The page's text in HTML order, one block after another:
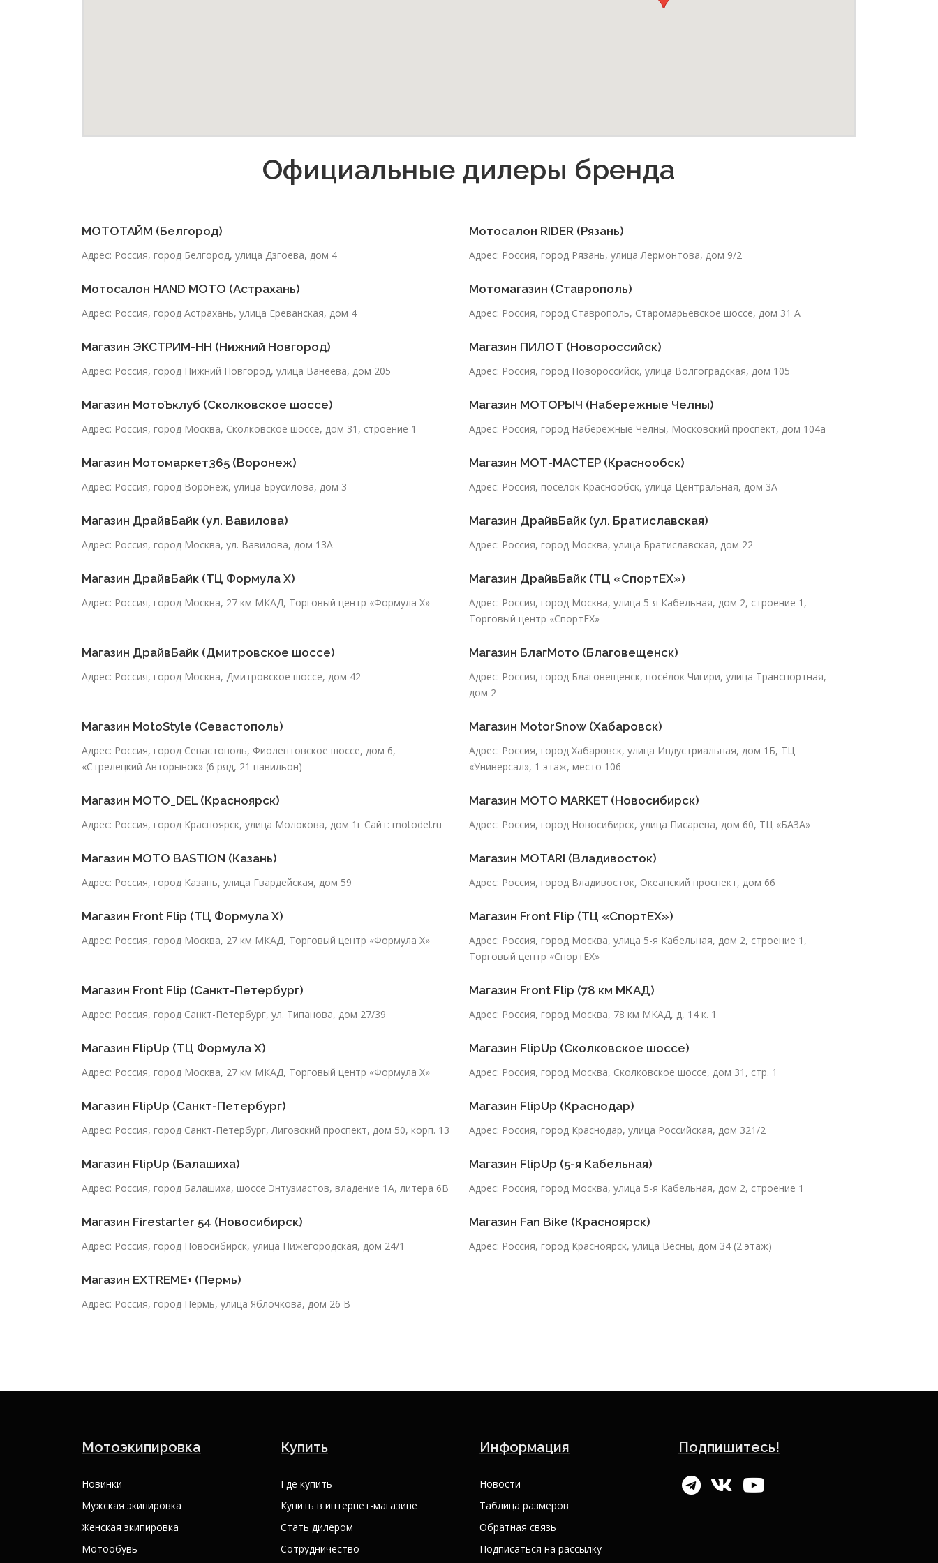
Официальные дилеры бренда
МОТОТАЙМ (Белгород)
Адрес: Россия, город Белгород, улица Дзгоева, дом 4
Мотосалон RIDER (Рязань)
Адрес: Россия, город Рязань, улица Лермонтова, дом 9/2
Мотосалон HAND MOTO (Астрахань)
Адрес: Россия, город Астрахань, улица Ереванская, дом 4
Мотомагазин (Ставрополь)
Адрес: Россия, город Ставрополь, Старомарьевское шоссе, дом 31 А
Магазин ЭКСТРИМ-НН (Нижний Новгород)
Адрес: Россия, город Нижний Новгород, улица Ванеева, дом 205
Магазин ПИЛОТ (Новороссийск)
Адрес: Россия, город Новороссийск, улица Волгоградская, дом 105
Магазин МотоЪклуб (Сколковское шоссе)
Адрес: Россия, город Москва, Сколковское шоссе, дом 31, строение 1
Магазин МОТОРЫЧ (Набережные Челны)
Адрес: Россия, город Набережные Челны, Московский проспект, дом 104а
Магазин Мотомаркет365 (Воронеж)
Адрес: Россия, город Воронеж, улица Брусилова, дом 3
Магазин МОТ-МАСТЕР (Краснообск)
Адрес: Россия, посёлок Краснообск, улица Центральная, дом 3А
Магазин ДрайвБайк (ул. Вавилова)
Адрес: Россия, город Москва, ул. Вавилова, дом 13А
Магазин ДрайвБайк (ул. Братиславская)
Адрес: Россия, город Москва, улица Братиславская, дом 22
Магазин ДрайвБайк (ТЦ Формула Х)
Адрес: Россия, город Москва, 27 км МКАД, Торговый центр «Формула Х»
Магазин ДрайвБайк (ТЦ «СпортЕХ»)
Адрес: Россия, город Москва, улица 5-я Кабельная, дом 2, строение 1,
Торговый центр «СпортЕХ»
Магазин ДрайвБайк (Дмитровское шоссе)
Адрес: Россия, город Москва, Дмитровское шоссе, дом 42
Магазин БлагМото (Благовещенск)
Адрес: Россия, город Благовещенск, посёлок Чигири, улица Транспортная,
дом 2
Магазин MotoStyle (Севастополь)
Адрес: Россия, город Севастополь, Фиолентовское шоссе, дом 6,
«Стрелецкий Авторынок» (6 ряд, 21 павильон)
Магазин MotorSnow (Хабаровск)
Адрес: Россия, город Хабаровск, улица Индустриальная, дом 1Б, ТЦ
«Универсал», 1 этаж, место 106
Магазин MOTO_DEL (Красноярск)
Адрес: Россия, город Красноярск, улица Молокова, дом 1г Сайт: motodel.ru
Магазин MOTO MARKET (Новосибирск)
Адрес: Россия, город Новосибирск, улица Писарева, дом 60, ТЦ «БАЗА»
Магазин MOTO BASTION (Казань)
Адрес: Россия, город Казань, улица Гвардейская, дом 59
Магазин MOTARI (Владивосток)
Адрес: Россия, город Владивосток, Океанский проспект, дом 66
Магазин Front Flip (ТЦ Формула Х)
Адрес: Россия, город Москва, 27 км МКАД, Торговый центр «Формула Х»
Магазин Front Flip (ТЦ «СпортЕХ»)
Адрес: Россия, город Москва, улица 5-я Кабельная, дом 2, строение 1,
Торговый центр «СпортЕХ»
Магазин Front Flip (Санкт-Петербург)
Адрес: Россия, город Санкт-Петербург, ул. Типанова, дом 27/39
Магазин Front Flip (78 км МКАД)
Адрес: Россия, город Москва, 78 км МКАД, д, 14 к. 1
Магазин FlipUp (ТЦ Формула Х)
Адрес: Россия, город Москва, 27 км МКАД, Торговый центр «Формула Х»
Магазин FlipUp (Сколковское шоссе)
Адрес: Россия, город Москва, Сколковское шоссе, дом 31, стр. 1
Магазин FlipUp (Санкт-Петербург)
Адрес: Россия, город Санкт-Петербург, Лиговский проспект, дом 50, корп. 13
Магазин FlipUp (Краснодар)
Адрес: Россия, город Краснодар, улица Российская, дом 321/2
Магазин FlipUp (Балашиха)
Адрес: Россия, город Балашиха, шоссе Энтузиастов, владение 1А, литера 6В
Магазин FlipUp (5-я Кабельная)
Адрес: Россия, город Москва, улица 5-я Кабельная, дом 2, строение 1
Магазин Firestarter 54 (Новосибирск)
Адрес: Россия, город Новосибирск, улица Нижегородская, дом 24/1
Магазин Fan Bike (Красноярск)
Адрес: Россия, город Красноярск, улица Весны, дом 34 (2 этаж)
Магазин EXTREME+ (Пермь)
Адрес: Россия, город Пермь, улица Яблочкова, дом 26 В
Мотоэкипировка
Новинки
Мужская экипировка
Женская экипировка
Мотообувь
Купить
Где купить
Купить в интернет-магазине
Стать дилером
Сотрудничество
Информация
Новости
Таблица размеров
Обратная связь
Подписаться на рассылку
Подпишитесь!